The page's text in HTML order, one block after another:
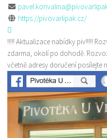
https://pivovarlipak.cz/
!!!!! Aktualizace nabídky piv!!!!!
zdarma, okolí po dohodě.
včetně adresy doručení posílejte